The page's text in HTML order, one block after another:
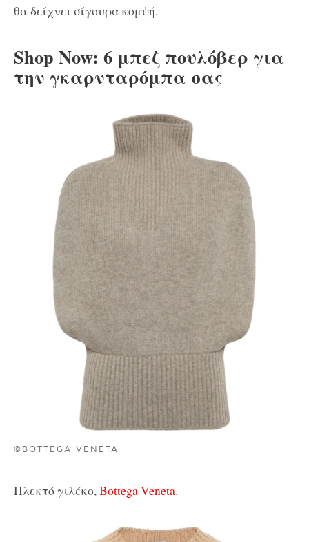
θα δείχνει σίγουρα κομψή.
Shop Now: 6 μπεζ πουλόβερ για
την γκαρνταρόμπα σας
©BOTTEGA VENETA
Πλεκτό γιλέκο,Bottega Veneta.